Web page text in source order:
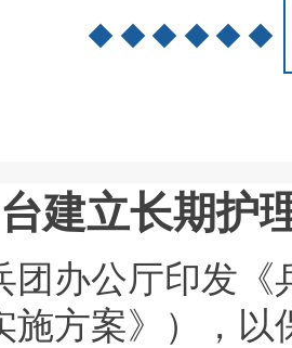
建立长期护
团办公厅印发
施方案》），